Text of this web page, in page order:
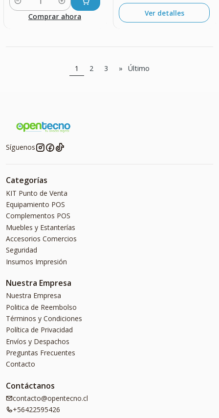
Cantidad
Comprar ahora
Ver detalles
1 2 3 » Último
Síguenos
Categorías
KIT Punto de Venta
Equipamiento POS
Complementos POS
Muebles y Estanterías
Accesorios Comercios
Seguridad
Insumos Impresión
Nuestra Empresa
Nuestra Empresa
Politica de Reembolso
Términos y Condiciones
Política de Privacidad
Envíos y Despachos
Preguntas Frecuentes
Contacto
Contáctanos
contacto@opentecno.cl
+56422595426